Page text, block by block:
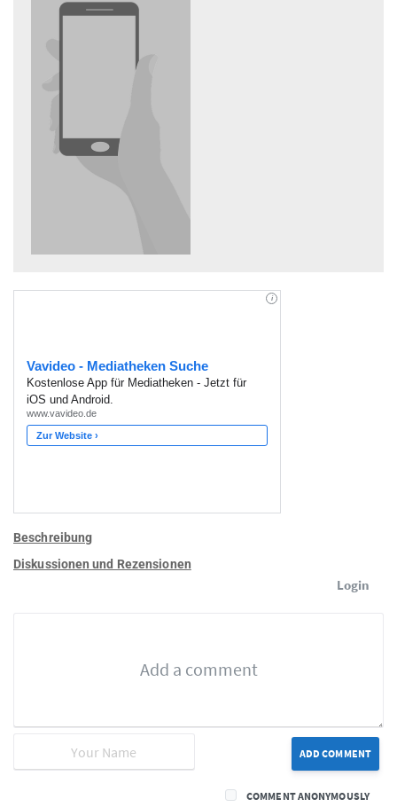
Beschreibung
Diskussionen und Rezensionen
Login
ADD COMMENT
COMMENT ANONYMOUSLY